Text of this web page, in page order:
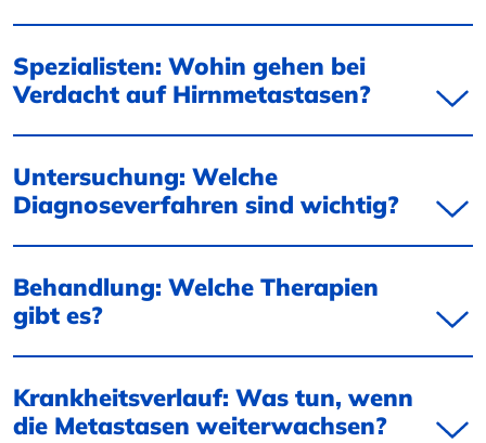
Spezialisten: Wohin gehen bei
Verdacht auf Hirnmetastasen?
Untersuchung: Welche
Diagnoseverfahren sind wichtig?
Behandlung: Welche Therapien
gibt es?
Krankheitsverlauf: Was tun, wenn
die Metastasen weiterwachsen?